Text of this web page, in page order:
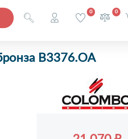
0 0
В3376.OA